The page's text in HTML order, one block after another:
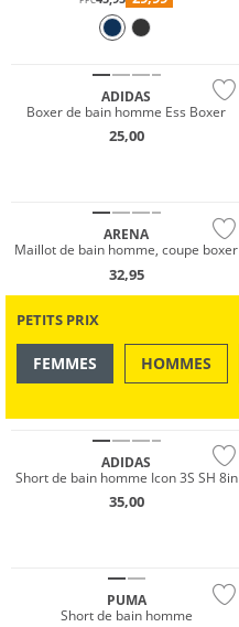
ADIDAS
Boxer de bain homme Ess Boxer
25,00
ARENA
Maillot de bain homme, coupe boxer
32,95
PETITS PRIX
FEMMES HOMMES
ADIDAS
Short de bain homme Icon 3S SH 8in
35,00
PUMA
Short de bain homme